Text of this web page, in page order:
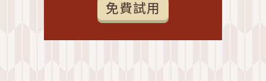
免費試用